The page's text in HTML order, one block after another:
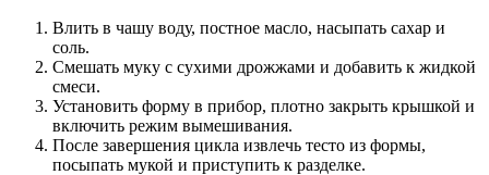
Влить в чашу воду, постное масло, насыпать сахар и
соль.
Смешать муку с сухими дрожжами и добавить к жидкой
смеси.
Установить форму в прибор, плотно закрыть крышкой и
включить режим вымешивания.
После завершения цикла извлечь тесто из формы,
посыпать мукой и приступить к разделке.